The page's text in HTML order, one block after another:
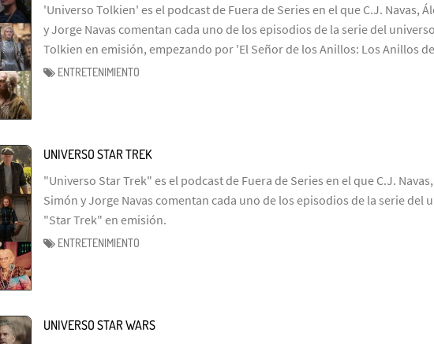
'Universo Tolkien' es el podcast de Fuera de Series en el que C.J. Navas,
y Jorge Navas comentan cada uno de los episodios de la serie del
Tolkien en emisión, empezando por 'El Señor de los Anillos: Los Anillos
ENTRETENIMIENTO
UNIVERSO STAR TREK
"Universo Star Trek" es el podcast de Fuera de Series en el que C.J.
Simón y Jorge Navas comentan cada uno de los episodios de la serie del
"Star Trek" en emisión.
ENTRETENIMIENTO
UNIVERSO STAR WARS